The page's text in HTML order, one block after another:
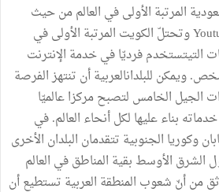
المرتبة الأولى في العالم من حيث
الزيارات اليومية لموقع Youtube وتحتلّ الكويت المرتبة الأولى في
التيتستخدم فرديّا في خدمة الإنترنت
شخص. ويمكن للبلدانالعربية أن تنتهز الفرصة
الجيل الخامس لتصبح مركزا عالميّا
بناء عليها لكل أنحاء العالم. في
وكوريا الجنوبية تتقدمان البلدان الأخرى
الشرق الأوسط بقية المناطق في العالم
من أنّ شعوب المنطقة العربية تستطيع أن